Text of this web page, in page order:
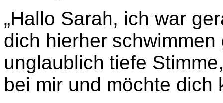
„Hallo Sarah, ich war
dich hierher
unglaublich tiefe
bei mir und möchte dich